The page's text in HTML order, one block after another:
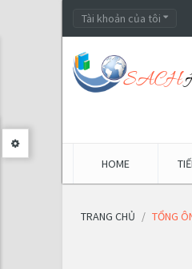
Tài khoản của tôi
HOME
TRANG CHỦ TỔNG